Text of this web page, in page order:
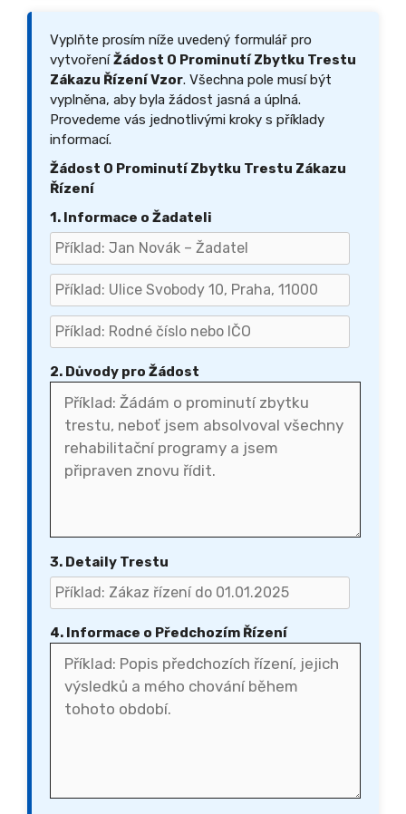
Vyplňte prosím níže uvedený formulář pro
vytvořeníŽádost O Prominutí Zbytku Trestu
Zákazu Řízení Vzor. Všechna pole musí být
vyplněna, aby byla žádost jasná a úplná.
Provedeme vás jednotlivými kroky s příklady
informací.
Žádost O Prominutí Zbytku Trestu Zákazu
Řízení
1. Informace o Žadateli
2. Důvody pro Žádost
3. Detaily Trestu
4. Informace o Předchozím Řízení